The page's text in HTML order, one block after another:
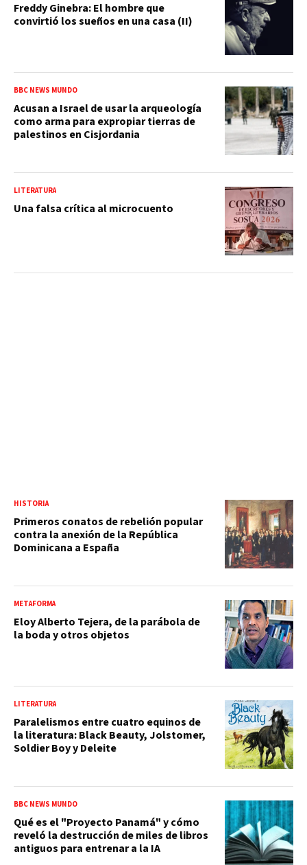
Freddy Ginebra: El hombre que
convirtió los sueños en una casa (II)
BBC NEWS MUNDO
Acusan a Israel de usar la arqueología
como arma para expropiar tierras de
palestinos en Cisjordania
LITERATURA
Una falsa crítica al microcuento
HISTORIA
Primeros conatos de rebelión popular
contra la anexión de la República
Dominicana a España
METAFORMA
Eloy Alberto Tejera, de la parábola de
la boda y otros objetos
LITERATURA
Paralelismos entre cuatro equinos de
la literatura: Black Beauty, Jolstomer,
Soldier Boy y Deleite
BBC NEWS MUNDO
Qué es el "Proyecto Panamá" y cómo
reveló la destrucción de miles de libros
antiguos para entrenar a la IA